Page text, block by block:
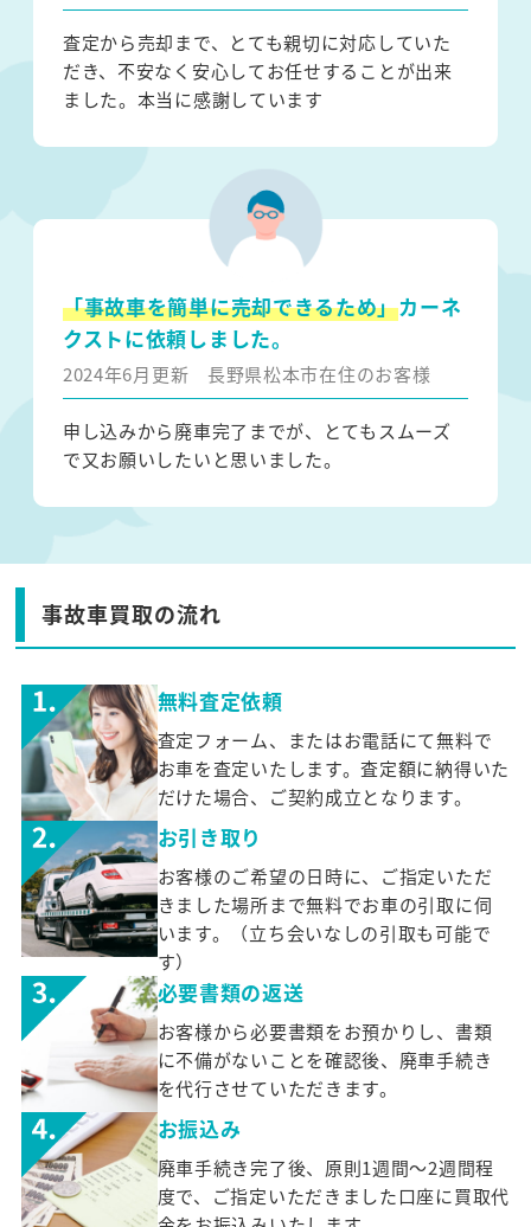
査定から売却まで、とても親切に対応していた
だき、不安なく安心してお任せすることが出来
ました。本当に感謝しています
「事故車を簡単に売却できるため」カーネ
クストに依頼しました。
2024年6月更新 長野県松本市在住のお客様
申し込みから廃車完了までが、とてもスムーズ
で又お願いしたいと思いました。
事故車買取の流れ
無料査定依頼
査定フォーム、またはお電話にて無料で
お車を査定いたします。査定額に納得いた
だけた場合、ご契約成立となります。
お引き取り
お客様のご希望の日時に、ご指定いただ
きました場所まで無料でお車の引取に伺
います。（立ち会いなしの引取も可能で
す）
必要書類の返送
お客様から必要書類をお預かりし、書類
に不備がないことを確認後、廃車手続き
を代行させていただきます。
お振込み
廃車手続き完了後、原則1週間～2週間程
度で、ご指定いただきました口座に買取代